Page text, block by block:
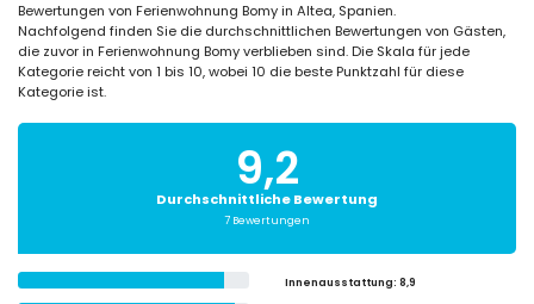
Bewertungen von Ferienwohnung Bomy in Altea, Spanien.
Nachfolgend finden Sie die durchschnittlichen Bewertungen von Gästen,
die zuvor in Ferienwohnung Bomy verblieben sind. Die Skala für jede
Kategorie reicht von 1 bis 10, wobei 10 die beste Punktzahl für diese
Kategorie ist.
9,2
Durchschnittliche Bewertung
7 Bewertungen
Innenausstattung: 8,9